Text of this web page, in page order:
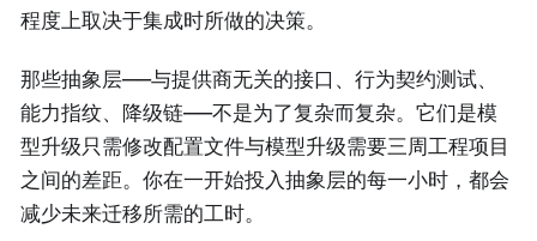
程度上取决于集成时所做的决策。
那些抽象层——与提供商无关的接口、行为契约测试、
能力指纹、降级链——不是为了复杂而复杂。它们是模
型升级只需修改配置文件与模型升级需要三周工程项目
之间的差距。你在一开始投入抽象层的每一小时，都会
减少未来迁移所需的工时。